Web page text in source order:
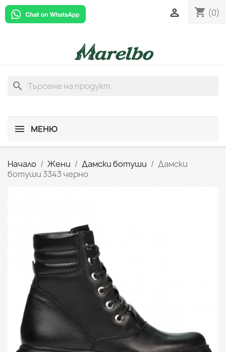
shopping_cart (0)

search
МЕНЮ
Начало Жени Дамски ботуши
Дамски
ботуши 3343 черно